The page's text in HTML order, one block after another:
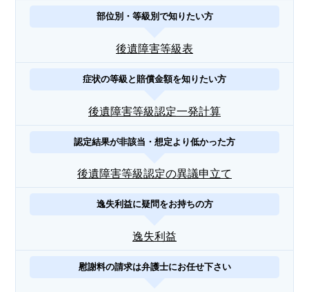
部位別・等級別で知りたい方
後遺障害等級表
症状の等級と賠償金額を知りたい方
後遺障害等級認定一発計算
認定結果が非該当・想定より低かった方
後遺障害等級認定の異議申立て
逸失利益に疑問をお持ちの方
逸失利益
慰謝料の請求は弁護士にお任せ下さい